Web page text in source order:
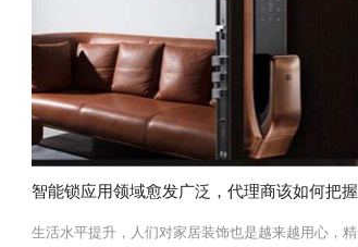
智能锁应用领域愈发广泛，代理商该如何把握
生活水平提升，人们对家居装饰也是越来越用心，